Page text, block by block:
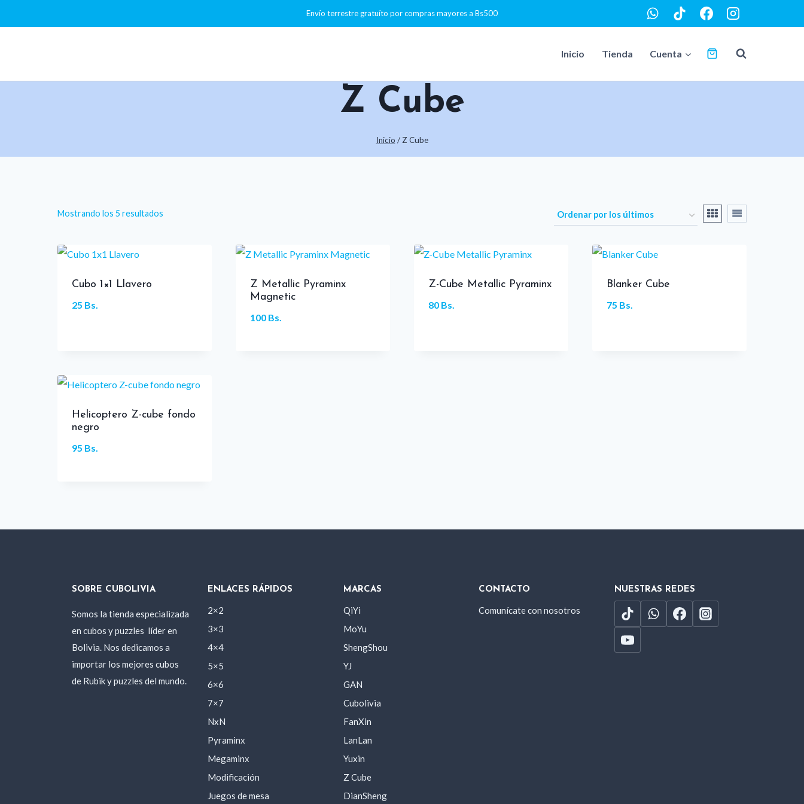
al
Envío terrestre gratuíto por compras mayores a Bs500
Inicio Tienda Cuenta
Z Cube
Inicio / Z Cube
Mostrando los 5 resultados
Cubo 1×1 Llavero
25 Bs.
Z Metallic Pyraminx
Magnetic
100 Bs.
Z-Cube Metallic Pyraminx
80 Bs.
Blanker Cube
75 Bs.
Helicoptero Z-cube fondo
negro
95 Bs.
SOBRE CUBOLIVIA
Somos la tienda especializada
en cubos y puzzles líder en
Bolivia. Nos dedicamos a
importar los mejores cubos
de Rubik y puzzles del mundo.
ENLACES RÁPIDOS
2×2
3×3
4×4
5×5
6×6
7×7
NxN
Pyraminx
Megaminx
Modificación
Juegos de mesa
MARCAS
QiYi
MoYu
ShengShou
YJ
GAN
Cubolivia
FanXin
LanLan
Yuxin
Z Cube
DianSheng
CONTACTO
Comunícate con nosotros
NUESTRAS REDES